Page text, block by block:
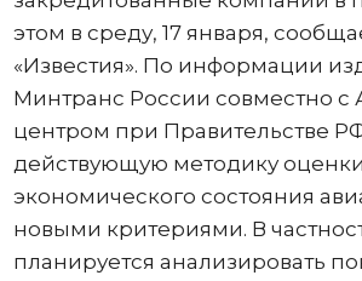
этом в среду, 17 января,
«Известия». По информации
Минтранс России совместно с
центром при Правительстве
действующую методику
экономического состояния
новыми критериями. В
планируется анализировать